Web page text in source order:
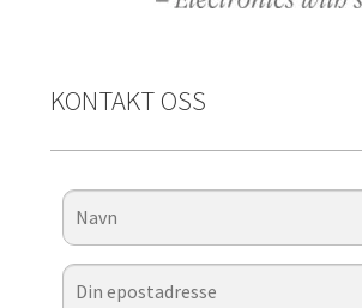
KONTAKT OSS